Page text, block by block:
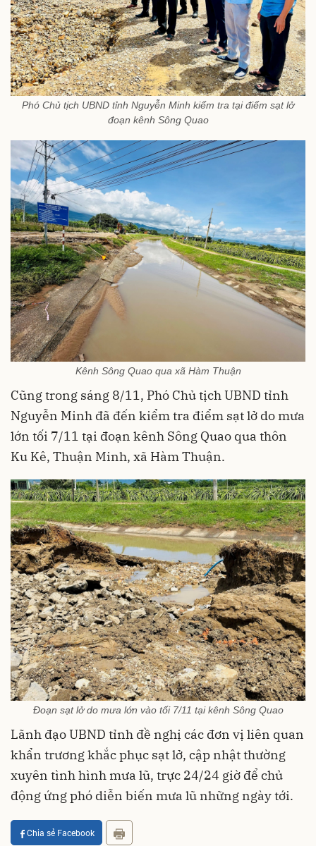
Phó Chủ tịch UBND tỉnh Nguyễn Minh kiểm tra tại điểm sạt lở
đoạn kênh Sông Quao
Kênh Sông Quao qua xã Hàm Thuận
Cũng trong sáng 8/11, Phó Chủ tịch UBND tỉnh
Nguyễn Minh đã đến kiểm tra điểm sạt lở do mưa
lớn tối 7/11 tại đoạn kênh Sông Quao qua thôn
Ku Kê, Thuận Minh, xã Hàm Thuận.
Đoạn sạt lở do mưa lớn vào tối 7/11 tại kênh Sông Quao
Lãnh đạo UBND tỉnh đề nghị các đơn vị liên quan
khẩn trương khắc phục sạt lở, cập nhật thường
xuyên tình hình mưa lũ, trực 24/24 giờ để chủ
động ứng phó diễn biến mưa lũ những ngày tới.
Chia sẻ Facebook